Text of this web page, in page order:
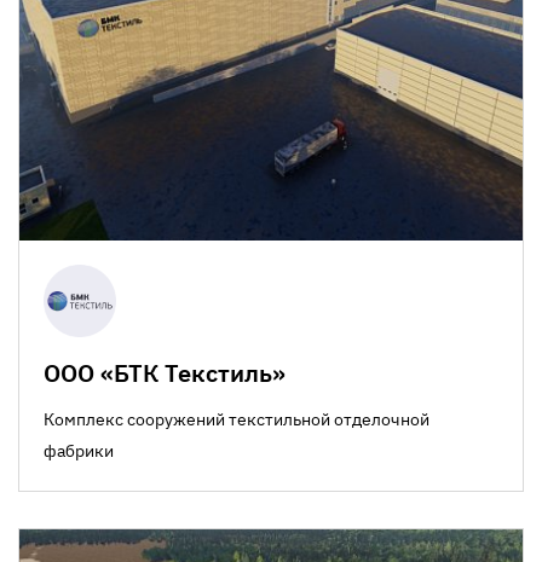
ООО «БТК Текстиль»
Комплекс сооружений текстильной отделочной
фабрики